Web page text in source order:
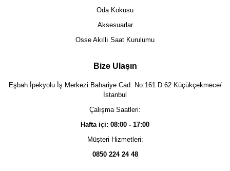
Oda Kokusu
Aksesuarlar
Osse Akıllı Saat Kurulumu
Bize Ulaşın
Eşbah İpekyolu İş Merkezi Bahariye Cad. No:161 D:62 Küçükçekmece/
İstanbul
Çalışma Saatleri:
Hafta içi: 08:00 - 17:00
Müşteri Hizmetleri:
0850 224 24 48